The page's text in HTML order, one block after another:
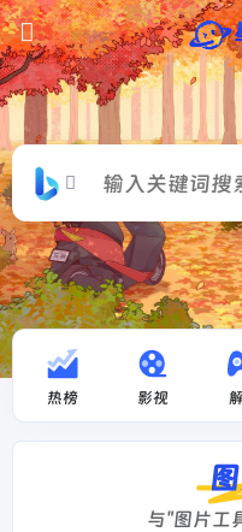
热榜 影视
与"图片工